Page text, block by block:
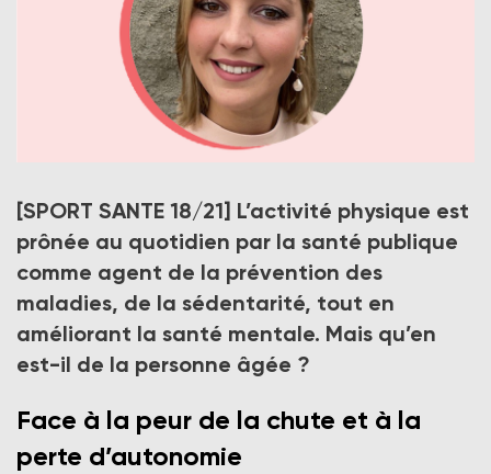
agissons, grâce à ces activités physiques, à
l’amélioration de l’estime de soi », explique Mégane
Lefeuvre, ergothérapeute.
Crédit photo DR
[SPORT SANTE 18/21] L’activité physique est
prônée au quotidien par la santé publique
comme agent de la prévention des
maladies, de la sédentarité, tout en
améliorant la santé mentale. Mais qu’en
est-il de la personne âgée ?
Face à la peur de la chute et à la
perte d’autonomie